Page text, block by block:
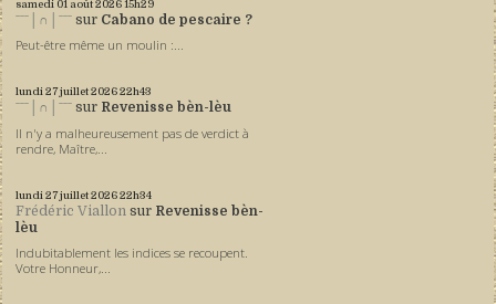
samedi 01 août 202615h29
ˉˉˉ│∩│ˉˉˉ sur Cabano de pescaire ?
Peut-être même un moulin :...
lundi 27juillet 202622h43
ˉˉˉ│∩│ˉˉˉ sur Revenisse bèn-lèu
Il n'y a malheureusement pas de verdict à
rendre, Maître,...
lundi 27juillet 202622h34
Frédéric Viallon sur Revenisse bèn-
lèu
Indubitablement les indices se recoupent.
Votre Honneur,...